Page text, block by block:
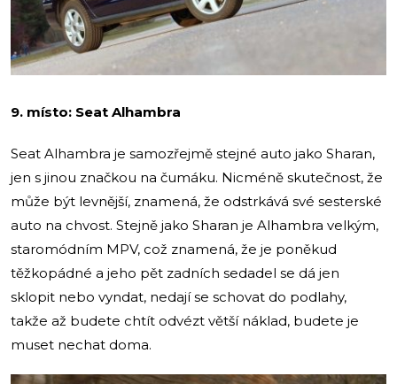
9. místo: Seat Alhambra
Seat Alhambra je samozřejmě stejné auto jako Sharan,
jen s jinou značkou na čumáku. Nicméně skutečnost, že
může být levnější, znamená, že odstrkává své sesterské
auto na chvost. Stejně jako Sharan je Alhambra velkým,
staromódním MPV, což znamená, že je poněkud
těžkopádné a jeho pět zadních sedadel se dá jen
sklopit nebo vyndat, nedají se schovat do podlahy,
takže až budete chtít odvézt větší náklad, budete je
muset nechat doma.